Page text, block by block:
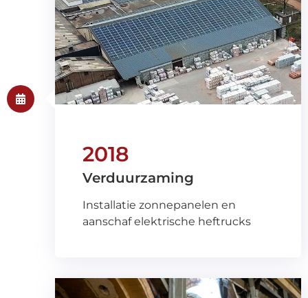
2018
Verduurzaming
Installatie zonnepanelen en
aanschaf elektrische heftrucks